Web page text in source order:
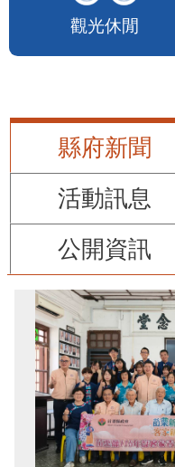
觀光休閒
縣府新聞
活動訊息
公開資訊